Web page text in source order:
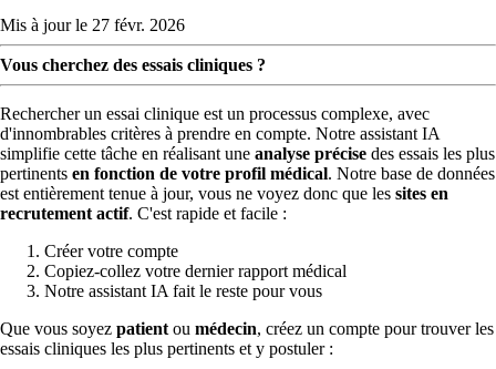
Mis à jour le 27 févr. 2026
Vous cherchez des essais cliniques ?
Rechercher un essai clinique est un processus complexe, avec
d'innombrables critères à prendre en compte. Notre assistant IA
simplifie cette tâche en réalisant une analyse précise des essais les plus
pertinents en fonction de votre profil médical. Notre base de données
est entièrement tenue à jour, vous ne voyez donc que les sites en
recrutement actif. C'est rapide et facile :
Créer votre compte
Copiez-collez votre dernier rapport médical
Notre assistant IA fait le reste pour vous
Que vous soyez patient ou médecin, créez un compte pour trouver les
essais cliniques les plus pertinents et y postuler :